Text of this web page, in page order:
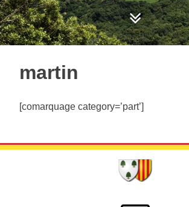
martin
[comarquage category=’part’]